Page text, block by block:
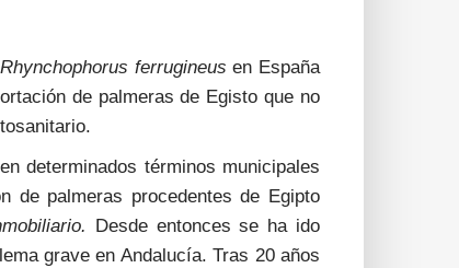
Rhynchophorus ferrugineus en España
de palmeras de Egisto que no
determinados términos municipales
de palmeras procedentes de Egipto
Desde entonces se ha ido
grave en Andalucía. Tras 20 años